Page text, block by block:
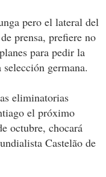
pero el lateral del
prensa, prefiere no
para pedir la
germana.
eliminatorias
el próximo
octubre, chocará
Castelão de